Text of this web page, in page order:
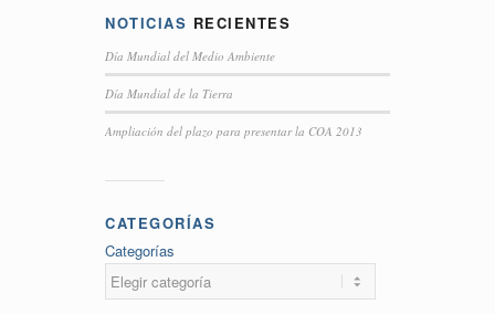
NOTICIAS RECIENTES
Día Mundial del Medio Ambiente
Día Mundial de la Tierra
Ampliación del plazo para presentar la COA 2013
CATEGORÍAS
Categorías